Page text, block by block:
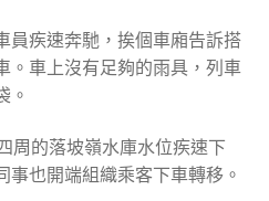
員疾速奔馳，挨個車廂告訴搭
。車上沒有足夠的雨具，列車
。
周的落坡嶺水庫水位疾速下
事也開端組織乘客下車轉移。